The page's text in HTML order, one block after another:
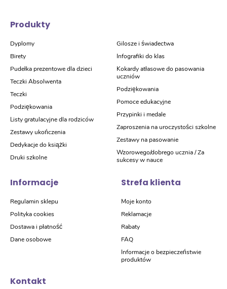
Produkty
Dyplomy
Birety
Pudełka prezentowe dla dzieci
Teczki Absolwenta
Teczki
Podziękowania
Listy gratulacyjne dla rodziców
Zestawy ukończenia
Dedykacje do książki
Druki szkolne
Gilosze i świadectwa
Infografiki do klas
Kokardy atłasowe do pasowania
uczniów
Podziękowania
Pomoce edukacyjne
Przypinki i medale
Zaproszenia na uroczystości szkolne
Zestawy na pasowanie
Wzorowego/dobrego ucznia / Za
sukcesy w nauce
Informacje
Regulamin sklepu
Polityka cookies
Dostawa i płatność
Dane osobowe
Strefa klienta
Moje konto
Reklamacje
Rabaty
FAQ
Informacje o bezpieczeństwie
produktów
Kontakt